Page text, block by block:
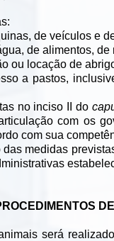
de veículos e
de alimentos,
ou locação de
a pastos,
no inciso II do
com os
com sua
das medidas
será